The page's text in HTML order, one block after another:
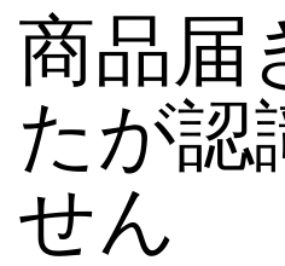
ス商品届
たが認
せん